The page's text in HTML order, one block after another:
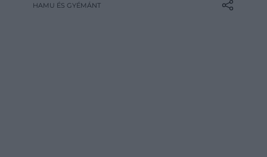
találta meg, akik egy egyedülálló
HAMU ÉS GYÉMÁNT